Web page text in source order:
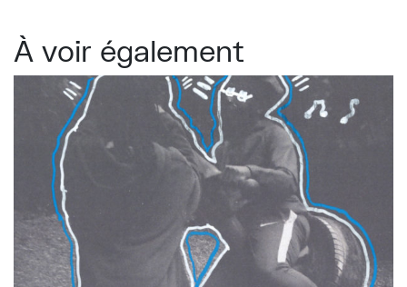
À voir également